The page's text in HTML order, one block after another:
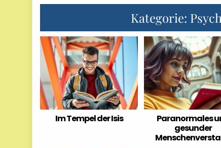
Kategorie:
Im Tempel der Isis
Paranormales
gesunder